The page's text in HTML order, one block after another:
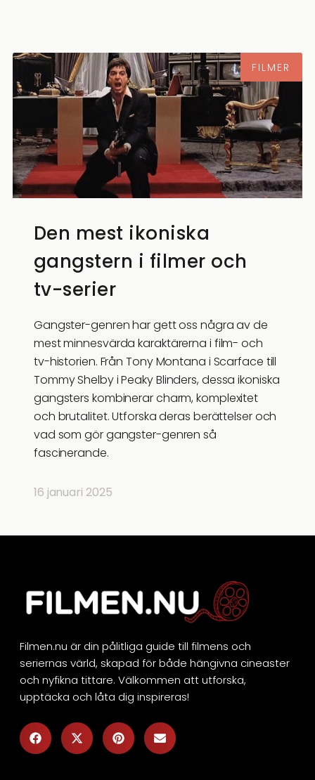
FILMER
Den mest ikoniska
gangstern i filmer och
tv-serier
Gangster-genren har gett oss några av de
mest minnesvärda karaktärerna i film- och
tv-historien. Från Tony Montana i Scarface till
Tommy Shelby i Peaky Blinders, dessa ikoniska
gangsters kombinerar charm, komplexitet
och brutalitet. Utforska deras berättelser och
vad som gör gangster-genren så
fascinerande.
16 januari 2025
Filmen.nu är din pålitliga guide till filmens och
seriernas värld, skapad för både hängivna cineaster
och nyfikna tittare. Välkommen att utforska,
upptäcka och låta dig inspireras!